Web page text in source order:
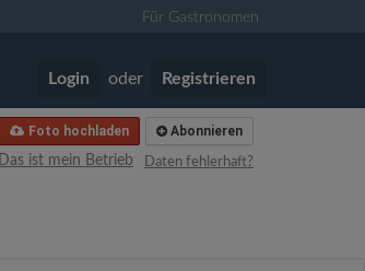
Für Gastronomen
Login oder Registrieren
Abonnieren
Foto hochladen
Daten fehlerhaft?
Das ist mein Betrieb